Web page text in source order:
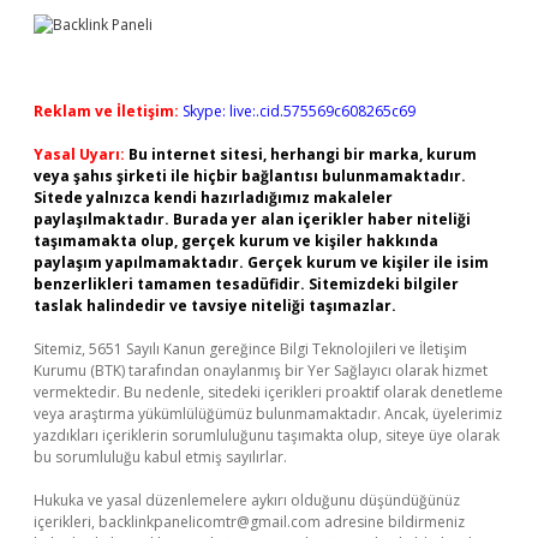
Reklam ve İletişim: Skype: live:.cid.575569c608265c69
Yasal Uyarı: Bu internet sitesi, herhangi bir marka, kurum
veya şahıs şirketi ile hiçbir bağlantısı bulunmamaktadır.
Sitede yalnızca kendi hazırladığımız makaleler
paylaşılmaktadır. Burada yer alan içerikler haber niteliği
taşımamakta olup, gerçek kurum ve kişiler hakkında
paylaşım yapılmamaktadır. Gerçek kurum ve kişiler ile isim
benzerlikleri tamamen tesadüfidir. Sitemizdeki bilgiler
taslak halindedir ve tavsiye niteliği taşımazlar.
Sitemiz, 5651 Sayılı Kanun gereğince Bilgi Teknolojileri ve İletişim
Kurumu (BTK) tarafından onaylanmış bir Yer Sağlayıcı olarak hizmet
vermektedir. Bu nedenle, sitedeki içerikleri proaktif olarak denetleme
veya araştırma yükümlülüğümüz bulunmamaktadır. Ancak, üyelerimiz
yazdıkları içeriklerin sorumluluğunu taşımakta olup, siteye üye olarak
bu sorumluluğu kabul etmiş sayılırlar.
Hukuka ve yasal düzenlemelere aykırı olduğunu düşündüğünüz
içerikleri, backlinkpanelicomtr@gmail.com adresine bildirmeniz